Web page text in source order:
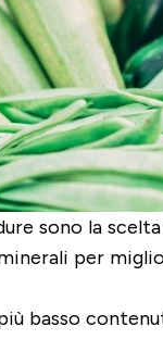
sono la
per
basso